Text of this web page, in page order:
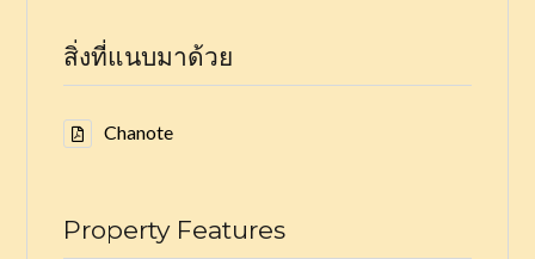
สิ่งที่แนบมาด้วย
Chanote
Property Features